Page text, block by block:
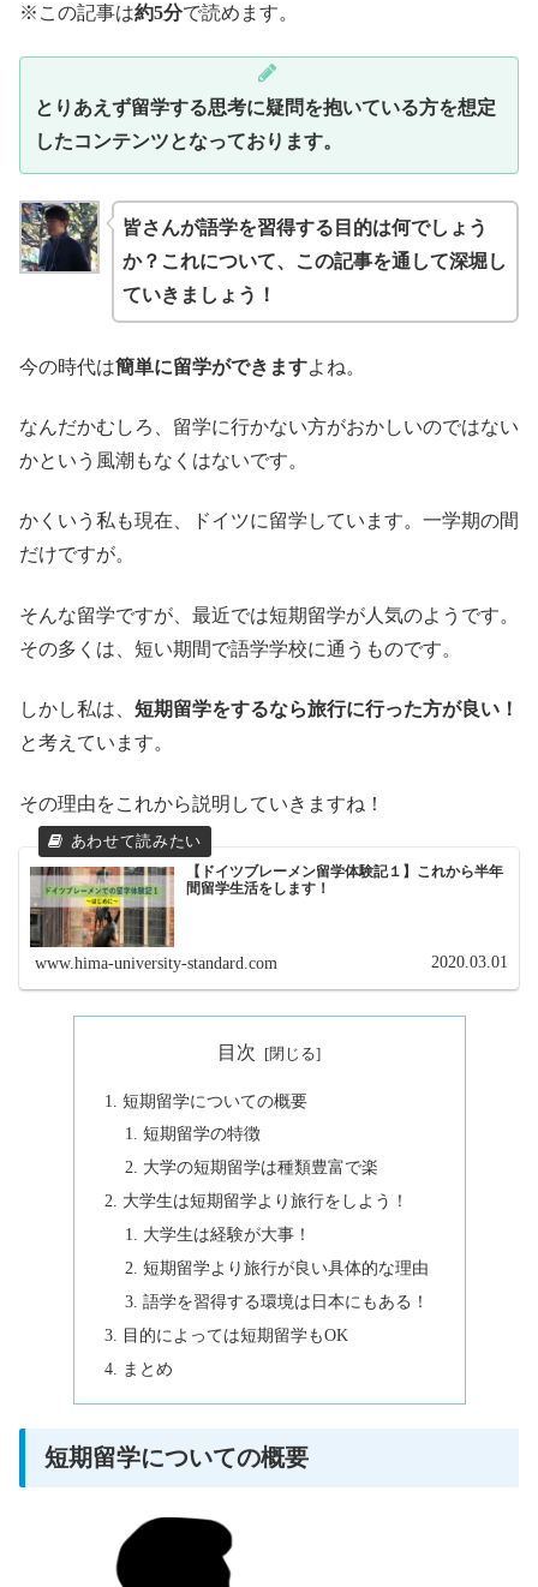
※この記事は約5分で読めます。
とりあえず留学する思考に疑問を抱いている方を想定
したコンテンツとなっております。
皆さんが語学を習得する目的は何でしょう
か？これについて、この記事を通して深堀し
ていきましょう！
今の時代は簡単に留学ができますよね。
なんだかむしろ、留学に行かない方がおかしいのではない
かという風潮もなくはないです。
かくいう私も現在、ドイツに留学しています。一学期の間
だけですが。
そんな留学ですが、最近では短期留学が人気のようです。
その多くは、短い期間で語学学校に通うものです。
しかし私は、 短期留学をするなら旅行に行った方が良い！
と考えています。
その理由をこれから説明していきますね！
【ドイツブレーメン留学体験記１】これから半年
間留学生活をします！
www.hima-university-standard.com 2020.03.01
目次
短期留学についての概要
短期留学の特徴
大学の短期留学は種類豊富で楽
大学生は短期留学より旅行をしよう！
大学生は経験が大事！
短期留学より旅行が良い具体的な理由
語学を習得する環境は日本にもある！
目的によっては短期留学もOK
まとめ
短期留学についての概要